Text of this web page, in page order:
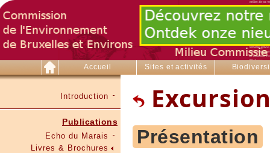
Accueil Sites et activités
Introduction
Publications
Echo du Marais
Livres & Brochures
Présentation